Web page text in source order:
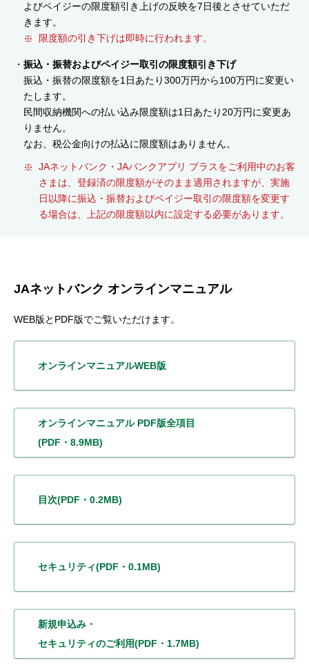
よびペイジーの限度額引き上げの反映を7日後とさせていただ
きます。
限度額の引き下げは即時に行われます。
振込・振替およびペイジー取引の限度額引き下げ
振込・振替の限度額を1日あたり300万円から100万円に変更い
たします。
民間収納機関への払い込み限度額は1日あたり20万円に変更あ
りません。
なお、税公金向けの払込に限度額はありません。
JAネットバンク・JAバンクアプリ プラスをご利用中のお客
さまは、登録済の限度額がそのまま適用されますが、実施
日以降に振込・振替およびペイジー取引の限度額を変更す
る場合は、上記の限度額以内に設定する必要があります。
JAネットバンク オンラインマニュアル
WEB版とPDF版でご覧いただけます。
オンラインマニュアルWEB版
オンラインマニュアル PDF版全項目
(PDF・8.9MB)
目次(PDF・0.2MB)
セキュリティ(PDF・0.1MB)
新規申込み・
セキュリティのご利用(PDF・1.7MB)